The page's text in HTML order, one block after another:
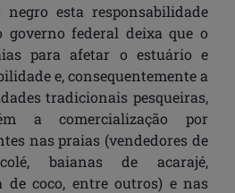
esta responsabilidade
governo federal deixa que o
para afetar o estuário e
e, consequentemente a
tradicionais pesqueiras,
a comercialização por
nas praias (vendedores de
baianas de acarajé,
de coco, entre outros) e nas